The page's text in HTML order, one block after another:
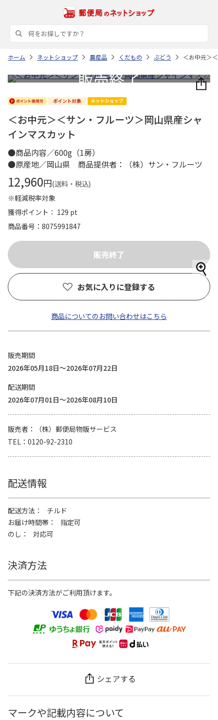
ホーム ネットショップ 農産品 くだもの ぶどう ＜お中元＞
＜お中元＞＜サン・フルーツ＞岡山県産シャ
インマスカット
●商品内容／600g（1房）
●原産地／岡山県 商品提供者：（株）サン・フルーツ
12,960円(送料・税込)
※軽減税率対象
獲得ポイント： 129 pt
商品番号
8075991847
お気に入りに登録する
商品についてのお問い合わせはこちら
販売期間
2026年05月18日～2026年07月22日
配送期間
2026年07月01日～2026年08月10日
販売者
（株）郵便局物販サービス
TEL
0120-92-2310
配送情報
配送方法
チルド
お届け時間帯
指定可
のし
対応可
決済方法
下記の決済方法がご利用頂けます。
シェアする
マークや記載内容について